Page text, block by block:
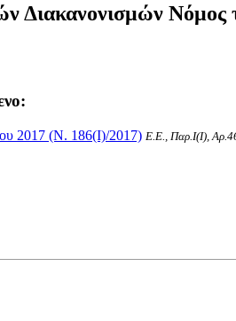
Διακανονισμών
2017 (Ν. 186(I)/2017) Ε.Ε., Παρ.Ι(I),